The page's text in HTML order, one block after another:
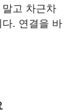
고 차근차
. 연결을 바